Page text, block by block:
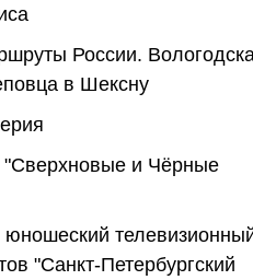
России.
в Шексну
и Чёрные
"Санкт-Петербургский